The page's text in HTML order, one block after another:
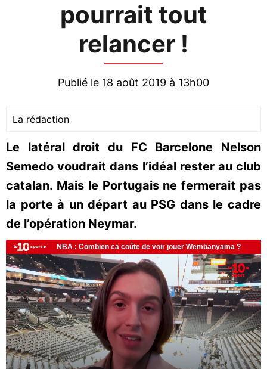
pourrait tout
relancer !
Publié le 18 août 2019 à 13h00
La rédaction
Le latéral droit du FC Barcelone Nelson
Semedo voudrait dans l’idéal rester au club
catalan. Mais le Portugais ne fermerait pas
la porte à un départ au PSG dans le cadre
de l’opération Neymar.